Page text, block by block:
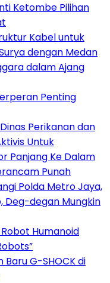
Ketombe Pilihan
Kabel untuk
dengan Medan
dalam Ajang
Penting
Perikanan dan
Untuk
Panjang Ke Dalam
Punah
Polda Metro Jaya,
Deg-degan Mungkin
Humanoid
G-SHOCK di